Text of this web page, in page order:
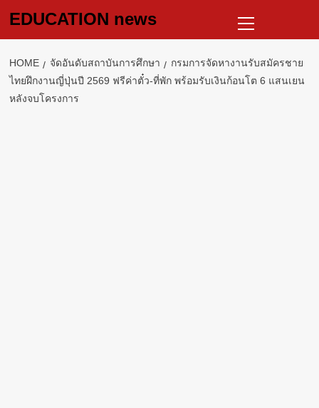
EDUCATION news
Menu
HOME จัดอันดับสถาบันการศึกษา
กรมการจัดหางานรับสมัครชาย
ไทยฝึกงานญี่ปุ่นปี 2569 ฟรีค่าตั๋ว-ที่พัก พร้อมรับเงินก้อนโต 6 แสนเยน
หลังจบโครงการ